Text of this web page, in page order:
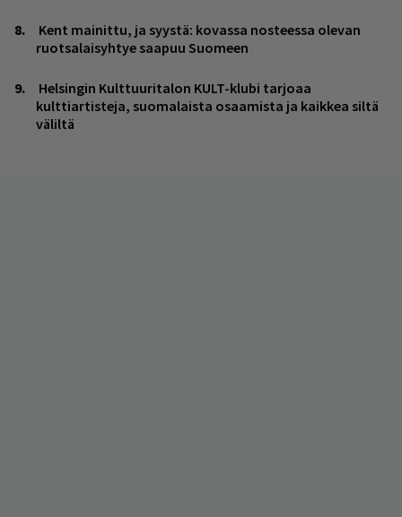
Kent mainittu, ja syystä: kovassa nosteessa olevan
ruotsalaisyhtye saapuu Suomeen
Helsingin Kulttuuritalon KULT-klubi tarjoaa
kulttiartisteja, suomalaista osaamista ja kaikkea siltä
väliltä